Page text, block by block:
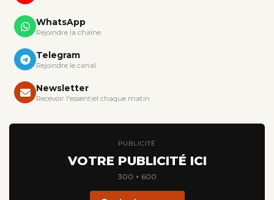
WhatsApp
Rejoindre la chaîne
Telegram
Rejoindre le canal
Newsletter
Recevoir l'essentiel chaque matin
PUBLICITÉ
VOTRE PUBLICITÉ ICI
300 × 600